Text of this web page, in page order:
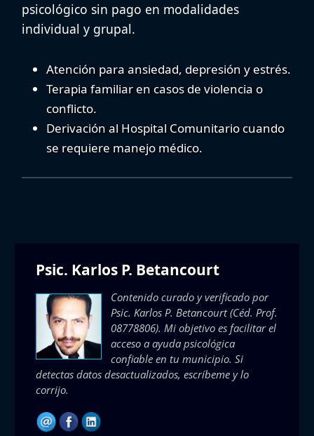
psicológico sin pago en modalidades
individual y grupal.
Atención para ansiedad, depresión y estrés.
Terapia familiar en casos de violencia o
conflicto.
Derivación al Hospital Comunitario cuando
se requiere manejo médico.
Psic. Karlos P. Betancourt
Contenido curado y verificado por
Psic. Karlos P. Betancourt(Céd. Prof.
08778806). Mi objetivo es facilitar el
acceso a ayuda psicológica
confiable en tu municipio. Si
detectas datos desactualizados, escríbeme y lo
corrijo.